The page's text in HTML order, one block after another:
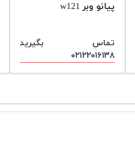
پیانو وبر w121
تماس بگیرید
۰۲۱۲۲۰۱۶۱۳۸